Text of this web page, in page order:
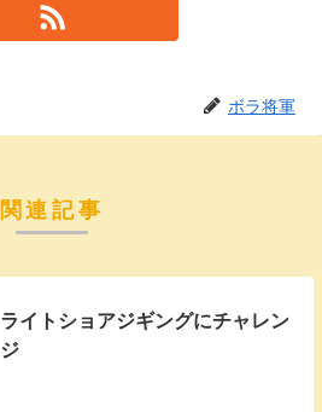
ボラ将軍
関連記事
ライトショアジギングにチャレン
ジ